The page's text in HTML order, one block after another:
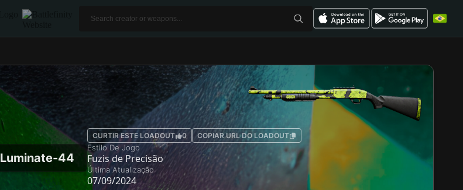
Luminate-44
CURTIR ESTE LOADOUT 0 COPIAR URL DO LOADOUT
Estilo De Jogo
Fuzis de Precisão
Última Atualização
07/09/2024